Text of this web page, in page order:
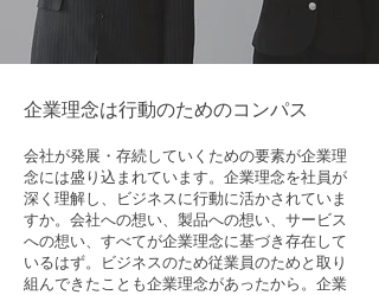
会社が発展・存続していくための要素が企業理
念には盛り込まれています。企業理念を社員が
深く理解し、ビジネスに行動に活かされていま
すか。会社への想い、製品への想い、サービス
への想い、すべてが企業理念に基づき存在して
いるはず。ビジネスのため従業員のためと取り
組んできたことも企業理念があったから。企業
企業理念は行動のためのコンパス